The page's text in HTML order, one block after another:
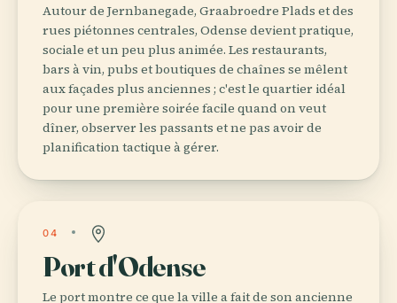
Autour de Jernbanegade, Graabroedre Plads et des
rues piétonnes centrales, Odense devient pratique,
sociale et un peu plus animée. Les restaurants,
bars à vin, pubs et boutiques de chaînes se mêlent
aux façades plus anciennes ; c'est le quartier idéal
pour une première soirée facile quand on veut
dîner, observer les passants et ne pas avoir de
planification tactique à gérer.
04
Port d'Odense
Le port montre ce que la ville a fait de son ancienne